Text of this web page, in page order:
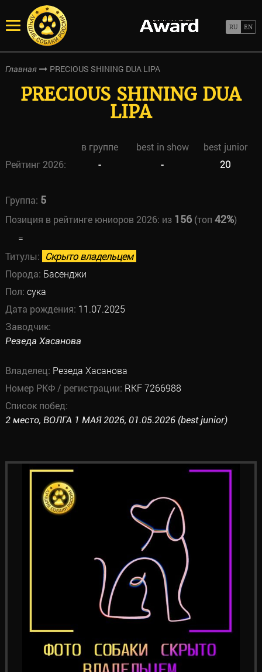
Главная PRECIOUS SHINING DUA LIPA
PRECIOUS SHINING DUA
LIPA
в группе best in show
best junior
Рейтинг 2026:
- - 20
Группа: 5
Позиция в рейтинге юниоров 2026: из 156(топ 42%)
=
Титулы: Скрыто владельцем
Порода: Басенджи
Пол: сука
Дата рождения: 11.07.2025
Заводчик:
Резеда Хасанова
Владелец: Резеда Хасанова
Номер РКФ / регистрации: RKF 7266988
Список побед:
2 место, ВОЛГА 1 МАЯ 2026, 01.05.2026 (best junior)